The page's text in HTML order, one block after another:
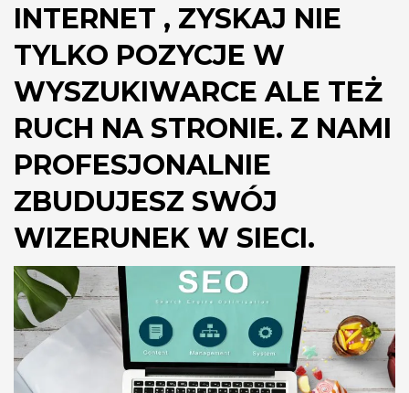
INTERNET , ZYSKAJ NIE
TYLKO POZYCJE W
WYSZUKIWARCE ALE TEŻ
RUCH NA STRONIE. Z NAMI
PROFESJONALNIE
ZBUDUJESZ SWÓJ
WIZERUNEK W SIECI.